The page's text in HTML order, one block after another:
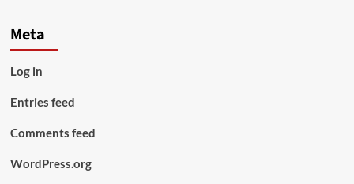
Meta
Log in
Entries feed
Comments feed
WordPress.org